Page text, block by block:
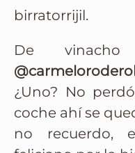
birratorrijil.
De
¿Uno? No
coche ahí se
no recuerdo,